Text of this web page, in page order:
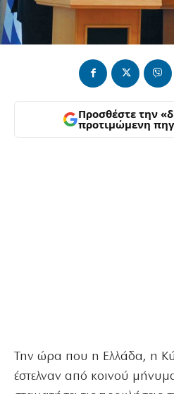
Προσθέστε την
προτιμώμενη
Την ώρα που η Ελλάδα, η
έστελναν από κοινού